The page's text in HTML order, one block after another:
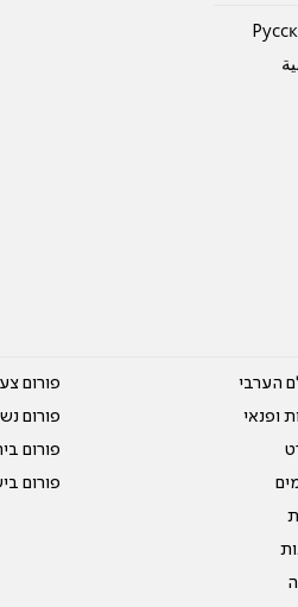
הערבי
ופנאי
פורום
פורום
פורום
פורום